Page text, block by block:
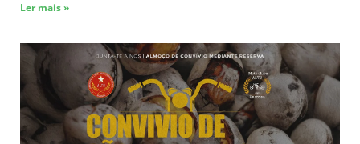
Ler mais »